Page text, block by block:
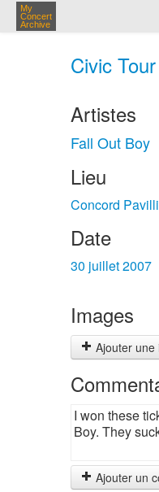
My
Concert
Archive
Civic
Artistes
Fall Out Boy
Lieu
Concord
Date
30 juillet 2007
Images
Ajouter une
I won these
Boy. They
Ajouter un